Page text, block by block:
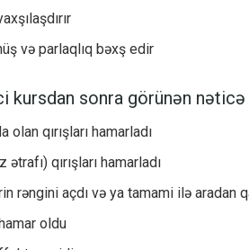
və parlaqlıq bəxş edir
kursdan sonra görünən
olan qırışları hamarladı
qırışları hamarladı
rəngini açdı və ya tamami ilə aradan
oldu